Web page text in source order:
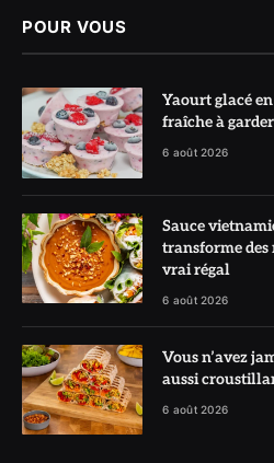
POUR VOUS
Yaourt glacé
fraîche à
6 août 2026
Sauce
transforme
vrai régal
6 août 2026
Vous n’avez
aussi
6 août 2026